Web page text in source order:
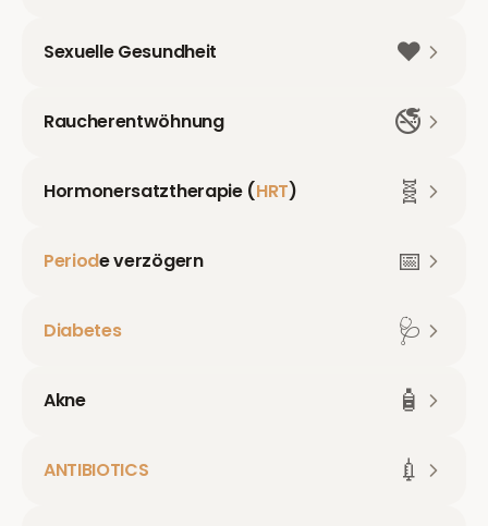
Sexuelle Gesundheit ❤️
Raucherentwöhnung 🚭
Hormonersatztherapie (HRT) 🧬
Periode verzögern 📅
Diabetes 🩺
Akne 🧴
ANTIBIOTICS 💉